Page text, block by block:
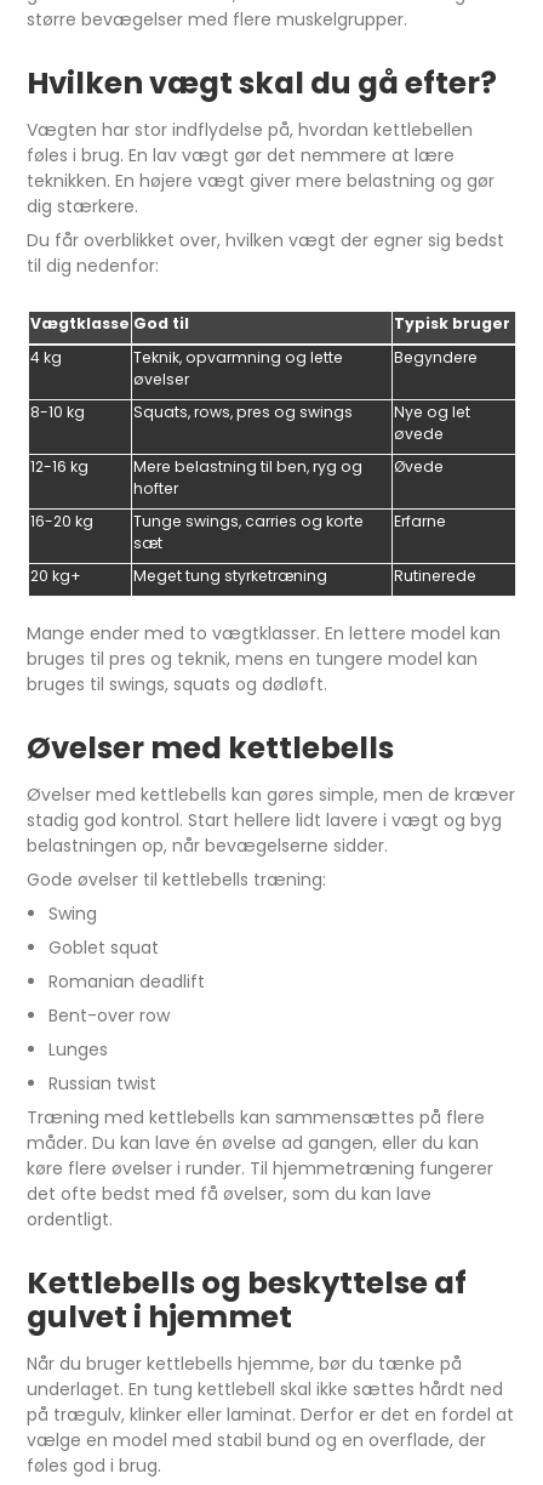
større bevægelser med flere muskelgrupper.
Hvilken vægt skal du gå efter?
Vægten har stor indflydelse på, hvordan kettlebellen
føles i brug. En lav vægt gør det nemmere at lære
teknikken. En højere vægt giver mere belastning og gør
dig stærkere.
Du får overblikket over, hvilken vægt der egner sig bedst
til dig nedenfor:
Vægtklasse God til
Typisk bruger
4 kg
Teknik, opvarmning og lette
øvelser
Begyndere
8-10 kg Squats, rows, pres og swings
Nye og let
øvede
12-16 kg
Mere belastning til ben, ryg og
hofter
Øvede
16-20 kg
Tunge swings, carries og korte
sæt
Erfarne
20 kg+ Meget tung styrketræning Rutinerede
Mange ender med to vægtklasser. En lettere model kan
bruges til pres og teknik, mens en tungere model kan
bruges til swings, squats og dødløft.
Øvelser med kettlebells
Øvelser med kettlebells kan gøres simple, men de kræver
stadig god kontrol. Start hellere lidt lavere i vægt og byg
belastningen op, når bevægelserne sidder.
Gode øvelser til kettlebells træning:
Swing
Goblet squat
Romanian deadlift
Bent-over row
Lunges
Russian twist
Træning med kettlebells kan sammensættes på flere
måder. Du kan lave én øvelse ad gangen, eller du kan
køre flere øvelser i runder. Til hjemmetræning fungerer
det ofte bedst med få øvelser, som du kan lave
ordentligt.
Kettlebells og beskyttelse af
gulvet i hjemmet
Når du bruger kettlebells hjemme, bør du tænke på
underlaget. En tung kettlebell skal ikke sættes hårdt ned
på trægulv, klinker eller laminat. Derfor er det en fordel at
vælge en model med stabil bund og en overflade, der
føles god i brug.